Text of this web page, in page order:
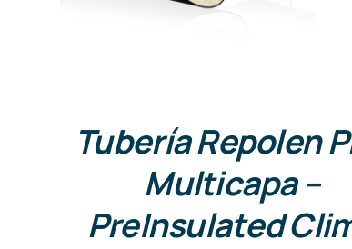
Tubería Repolen
Multicapa –
PreInsulated